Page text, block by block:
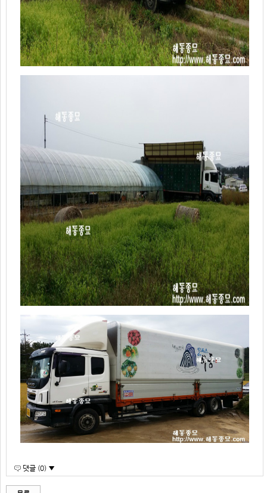
댓글 (0) ▼